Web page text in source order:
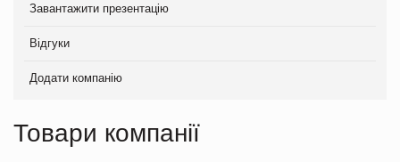
Завантажити презентацію
Відгуки
Додати компанію
Товари компанії